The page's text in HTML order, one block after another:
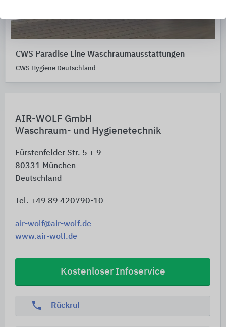
AIR-WOLF GmbH
Waschraum- und Hygienetechnik
Fürstenfelder Str. 5 + 9
80331 München
Deutschland
Tel. +49 89 420790-10
air-wolf@air-wolf.de
www.air-wolf.de
Kostenloser Infoservice
phone Rückruf
CWS Paradise Line Waschraumausstattungen
CWS Hygiene Deutschland